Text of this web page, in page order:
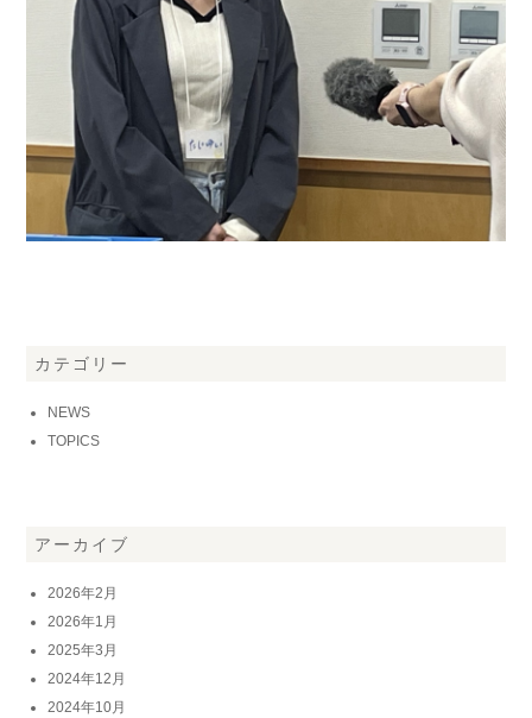
カテゴリー
NEWS
TOPICS
アーカイブ
2026年2月
2026年1月
2025年3月
2024年12月
2024年10月